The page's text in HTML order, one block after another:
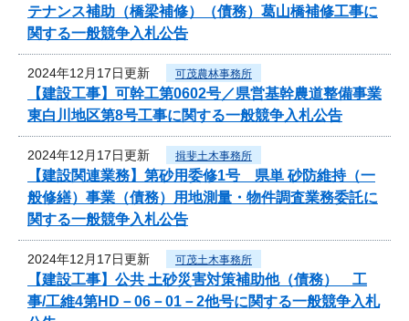
テナンス補助（橋梁補修）（債務）葛山橋補修工事に
関する一般競争入札公告
2024年12月17日更新 可茂農林事務所
【建設工事】可幹工第0602号／県営基幹農道整備事業
東白川地区第8号工事に関する一般競争入札公告
2024年12月17日更新 揖斐土木事務所
【建設関連業務】第砂用委修1号 県単 砂防維持（一
般修繕）事業（債務）用地測量・物件調査業務委託に
関する一般競争入札公告
2024年12月17日更新 可茂土木事務所
【建設工事】公共 土砂災害対策補助他（債務） 工
事/工維4第HD－06－01－2他号に関する一般競争入札